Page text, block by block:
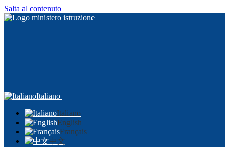
Salta al contenuto
Italiano
Italiano
English
Français
中文